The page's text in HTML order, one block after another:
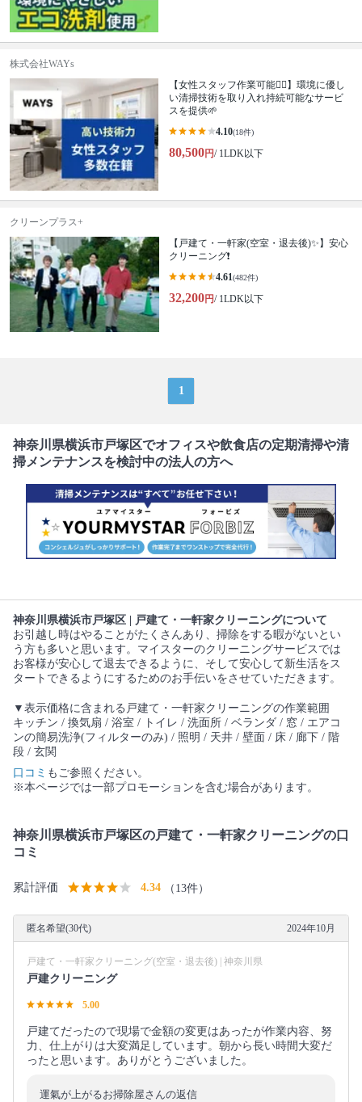
株式会社WAYs
【女性スタッフ作業可能🙆‍♀️】環境に優し
い清掃技術を取り入れ持続可能なサービ
スを提供🌱
4.10(18件)
80,500円/ 1LDK以下
クリーンプラス+
【戸建て・一軒家(空室・退去後)✨】安心
クリーニング❗️
4.61(482件)
32,200円/ 1LDK以下
1
神奈川県横浜市戸塚区でオフィスや飲食店の定期清掃や清
掃メンテナンスを検討中の法人の方へ
神奈川県横浜市戸塚区 | 戸建て・一軒家クリーニングについて
お引越し時はやることがたくさんあり、掃除をする暇がないとい
う方も多いと思います。マイスターのクリーニングサービスでは
お客様が安心して退去できるように、そして安心して新生活をス
タートできるようにするためのお手伝いをさせていただきます。
▼表示価格に含まれる戸建て・一軒家クリーニングの作業範囲
キッチン / 換気扇 / 浴室 / トイレ / 洗面所 / ベランダ / 窓 / エアコ
ンの簡易洗浄(フィルターのみ) / 照明 / 天井 / 壁面 / 床 / 廊下 / 階
段 / 玄関
口コミ もご参照ください。
※本ページでは一部プロモーションを含む場合があります。
神奈川県横浜市戸塚区の戸建て・一軒家クリーニングの口
コミ
累計評価 4.34 （13件）
匿名希望(30代) 2024年10月
戸建て・一軒家クリーニング(空室・退去後) | 神奈川県
戸建クリーニング
5.00
戸建てだったので現場で金額の変更はあったが作業内容、努
力、仕上がりは大変満足しています。朝から長い時間大変だ
ったと思います。ありがとうございました。
運氣が上がるお掃除屋さんの返信